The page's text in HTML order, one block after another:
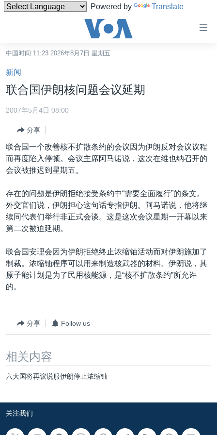
Powered by Translate
碍
链
接
跳
转
容
跳
跳
转
检
索
中国
港澳
国际
最新国际新闻
中东
欧洲
美洲
全球议题
分类新闻
人权·法律·宗教
科教·文娱·体健
劳工
环境
热点专题
白宫要闻
美中关系
美国建国250周年
埃博拉疫情
重要讲话与声明
南中国海争端
关注西藏
GEN Z 看美国
VOA视频
中文广播
关注我们
中国时间 11:23 2026年8月7日 星期五
新闻
联合国伊朗核问题会议延期
2007年5月4日 08:00
分享
联合国一个改善核不扩散条约的会议因为伊朗反对会议议程
而再度陷入停顿。会议主席阿马诺说，这次在维也纳召开的
会议被推迟到星期五。
存在的问题是伊朗拒绝接受条约中“需要全面履行”的条文。
外交官们说，伊朗担心这句话专指伊朗。阿马诺说，他将继
续同代表们举行非正式会谈。这是这次会议星期一开幕以来
第二次被迫延期。
联合国安理会因为伊朗拒绝终止浓缩铀活动而对伊朗施加了
制裁。浓缩铀程序可以用来制造核武器的材料。伊朗说，其
原子能计划是为了民用核能源，是“核不扩散条约”所允许
的。
分享 Follow us
相关内容
六大国将再议说服伊朗停止浓缩铀
关注我们